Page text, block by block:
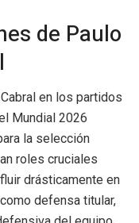
de Paulo
en los partidos
Mundial 2026
la selección
roles cruciales
drásticamente en
defensa titular,